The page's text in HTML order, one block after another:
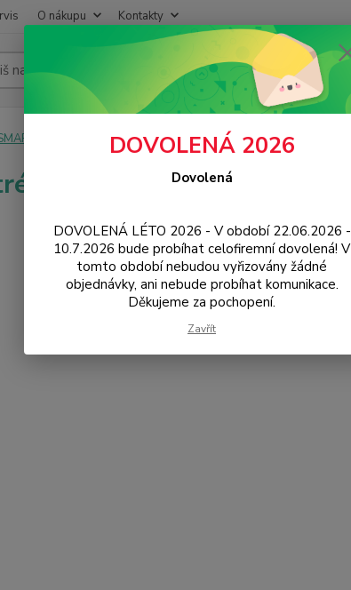
O nákupu Kontakty
Hledat
Chytré zásuvky
zásuvky
DOVOLENÁ 2026
Dovolená
DOVOLENÁ LÉTO 2026 - V období 22.06.2026 -
10.7.2026 bude probíhat celofiremní dovolená! V
tomto období nebudou vyřizovány žádné
objednávky, ani nebude probíhat komunikace.
Děkujeme za pochopení.
Zavřít